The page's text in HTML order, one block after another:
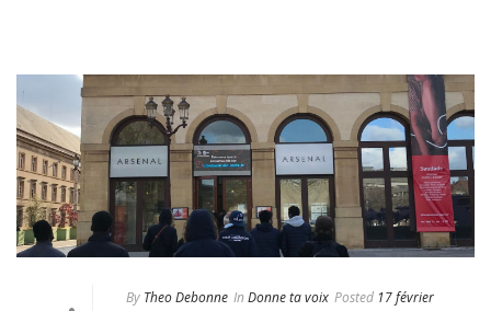
By Theo Debonne In Donne ta voix Posted 17 février